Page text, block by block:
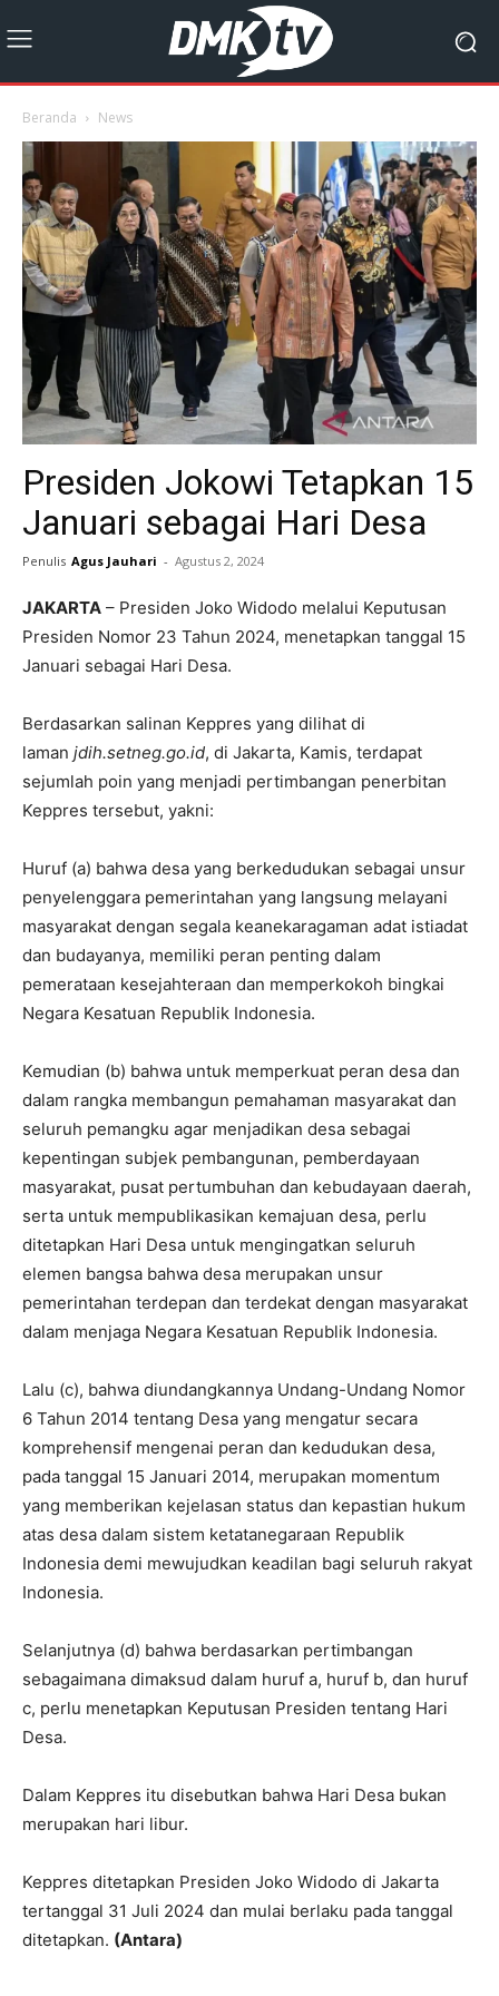
Beranda News
Presiden Jokowi Tetapkan 15
Januari sebagai Hari Desa
Penulis Agus Jauhari - Agustus 2, 2024
JAKARTA – Presiden Joko Widodo melalui Keputusan
Presiden Nomor 23 Tahun 2024, menetapkan tanggal 15
Januari sebagai Hari Desa.
Berdasarkan salinan Keppres yang dilihat di
laman jdih.setneg.go.id, di Jakarta, Kamis, terdapat
sejumlah poin yang menjadi pertimbangan penerbitan
Keppres tersebut, yakni:
Huruf (a) bahwa desa yang berkedudukan sebagai unsur
penyelenggara pemerintahan yang langsung melayani
masyarakat dengan segala keanekaragaman adat istiadat
dan budayanya, memiliki peran penting dalam
pemerataan kesejahteraan dan memperkokoh bingkai
Negara Kesatuan Republik Indonesia.
Kemudian (b) bahwa untuk memperkuat peran desa dan
dalam rangka membangun pemahaman masyarakat dan
seluruh pemangku agar menjadikan desa sebagai
kepentingan subjek pembangunan, pemberdayaan
masyarakat, pusat pertumbuhan dan kebudayaan daerah,
serta untuk mempublikasikan kemajuan desa, perlu
ditetapkan Hari Desa untuk mengingatkan seluruh
elemen bangsa bahwa desa merupakan unsur
pemerintahan terdepan dan terdekat dengan masyarakat
dalam menjaga Negara Kesatuan Republik Indonesia.
Lalu (c), bahwa diundangkannya Undang-Undang Nomor
6 Tahun 2014 tentang Desa yang mengatur secara
komprehensif mengenai peran dan kedudukan desa,
pada tanggal 15 Januari 2014, merupakan momentum
yang memberikan kejelasan status dan kepastian hukum
atas desa dalam sistem ketatanegaraan Republik
Indonesia demi mewujudkan keadilan bagi seluruh rakyat
Indonesia.
Selanjutnya (d) bahwa berdasarkan pertimbangan
sebagaimana dimaksud dalam huruf a, huruf b, dan huruf
c, perlu menetapkan Keputusan Presiden tentang Hari
Desa.
Dalam Keppres itu disebutkan bahwa Hari Desa bukan
merupakan hari libur.
Keppres ditetapkan Presiden Joko Widodo di Jakarta
tertanggal 31 Juli 2024 dan mulai berlaku pada tanggal
ditetapkan. (Antara)